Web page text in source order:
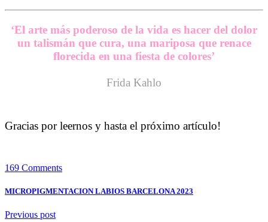
‘El arte más poderoso de la vida es hacer del dolor
un talismán que cura, una mariposa que renace
florecida en una fiesta de colores’
Frida Kahlo
Gracias por leernos y hasta el próximo artículo!
169 Comments
MICROPIGMENTACION LABIOS BARCELONA 2023
Previous post